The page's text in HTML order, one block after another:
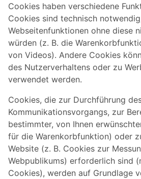
Cookies haben verschiedene
Cookies sind technisch
Webseitenfunktionen ohne diese
würden (z. B. die
von Videos). Andere Cookies
des Nutzerverhaltens oder zu
verwendet werden.
Cookies, die zur Durchführung
Kommunikationsvorgangs, zur
bestimmter, von Ihnen
für die Warenkorbfunktion) oder
Website (z. B. Cookies zur
Webpublikums) erforderlich sind
Cookies), werden auf Grundlage